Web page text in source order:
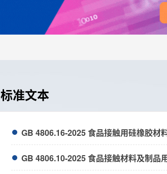
2026年6月食品接触材料及
2026-07-10
标准文本
GB 4806.16-2025 食品接触用硅橡胶材
GB 4806.10-2025 食品接触材料及制品